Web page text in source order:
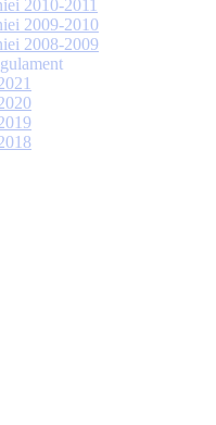
2010-2011
2009-2010
2008-2009